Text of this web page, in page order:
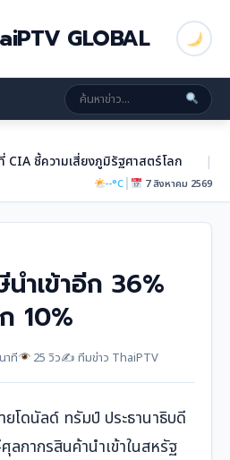
GLOBAL
CIA ชี้ความเสี่ยงภูมิรัฐศาสตร์โลก |
--°C| 7 สิงหาคม 2569
ำเข้าอีก 36%
10%
าที 25 วิว✍️ ทีมข่าว ThaiPTV
โดนัลด์ ทรัมป์ ประธานาธิบดี
ลกากรสินค้านำเข้าในสหรัฐ